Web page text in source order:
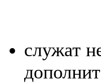
служат